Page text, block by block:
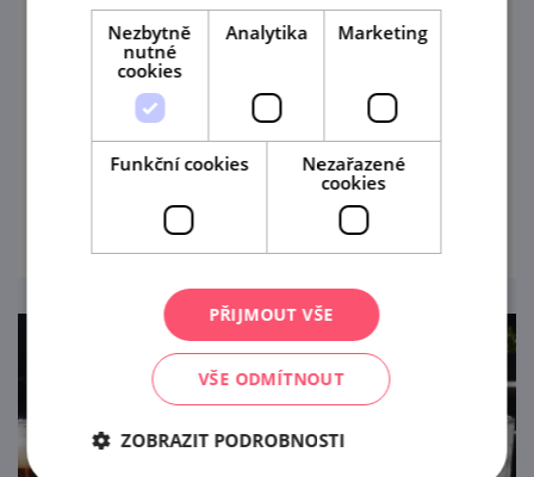
21. 8. '26
Prázdninové měsíce v Bítově nad
Vranovskou přehradou obohatí
komentované prohlídky Hasičského
pivovaru v centru obce.
prohlédnout
Nezbytně
nutné
cookies
Analytika Marketing
Funkční cookies
Nezařazené
cookies
PŘIJMOUT VŠE
VŠE ODMÍTNOUT
ZOBRAZIT PODROBNOSTI